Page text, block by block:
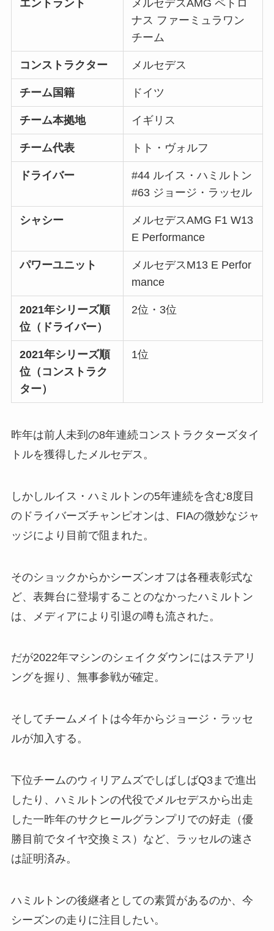
エントラント
メルセデスAMG ペトロ
ナス ファーミュラワン
チーム
コンストラクター メルセデス
チーム国籍 ドイツ
チーム本拠地 イギリス
チーム代表 トト・ヴォルフ
ドライバー
#44 ルイス・ハミルトン
#63 ジョージ・ラッセル
シャシー
メルセデスAMG F1 W13
E Performance
パワーユニット
メルセデスM13 E Perfor
mance
2021年シリーズ順
位（ドライバー）
2位・3位
2021年シリーズ順
位（コンストラク
ター）
1位
昨年は前人未到の8年連続コンストラクターズタイ
トルを獲得したメルセデス。
しかしルイス・ハミルトンの5年連続を含む8度目
のドライバーズチャンピオンは、FIAの微妙なジャ
ッジにより目前で阻まれた。
そのショックからかシーズンオフは各種表彰式な
ど、表舞台に登場することのなかったハミルトン
は、メディアにより引退の噂も流された。
だが2022年マシンのシェイクダウンにはステアリ
ングを握り、無事参戦が確定。
そしてチームメイトは今年からジョージ・ラッセ
ルが加入する。
下位チームのウィリアムズでしばしばQ3まで進出
したり、ハミルトンの代役でメルセデスから出走
した一昨年のサクヒールグランプリでの好走（優
勝目前でタイヤ交換ミス）など、ラッセルの速さ
は証明済み。
ハミルトンの後継者としての素質があるのか、今
シーズンの走りに注目したい。